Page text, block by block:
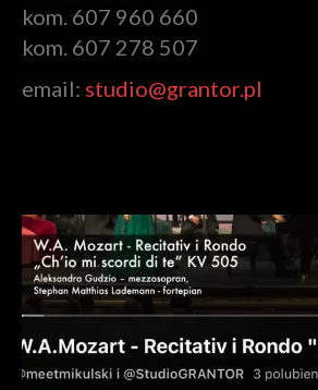
kom. 607 960 660
kom. 607 278 507
email: studio@grantor.pl